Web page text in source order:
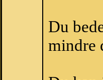
Du
mindre